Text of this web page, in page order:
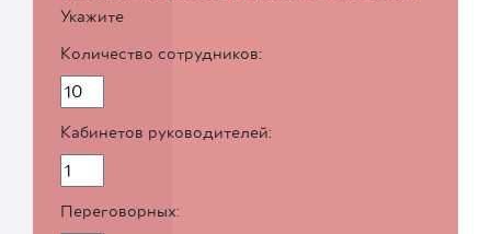
Укажите
Количество сотрудников:
Кабинетов руководителей:
Переговорных: